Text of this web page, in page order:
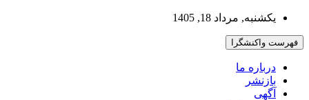
بروید
یکشنبه, مرداد 18, 1405
فهرست واکنشگرا
درباره ما
بازنشر
آگهی